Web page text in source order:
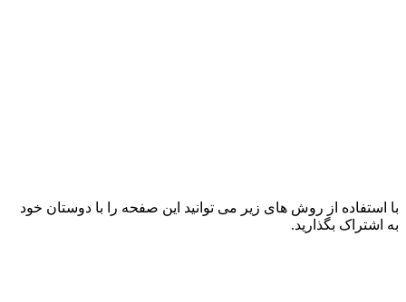
با استفاده از روش های زیر می توانید این صفحه را با دوستان خود
به اشتراک بگذارید.